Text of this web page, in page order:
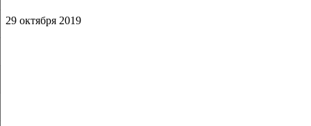
29 октября 2019